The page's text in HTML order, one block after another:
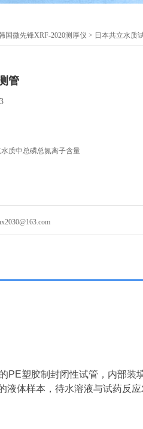
国微先锋XRF-2020测厚仪 > 日本共立水质
管
质中总磷总氮离子含量
PE塑胶制封闭性试管，内部装
液体样本，待水溶液与试药反